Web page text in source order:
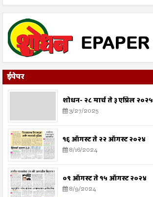
ईपेपर
शोधन- २८ मार्च ते ३ एप्रिल २०२५
3/27/2025
१६ ऑगस्ट ते २२ ऑगस्ट २०२४
8/16/2024
०९ ऑगस्ट ते १५ ऑगस्ट २०२४
8/9/2024